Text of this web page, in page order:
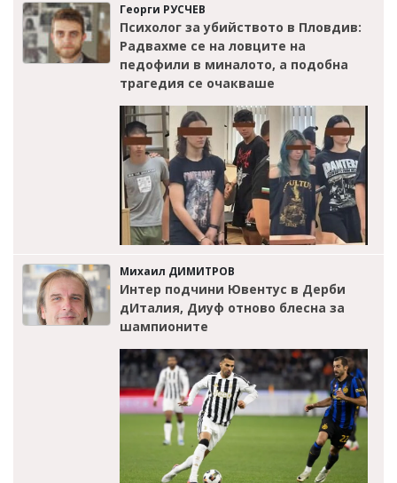
Георги РУСЧЕВ
Психолог за убийството в Пловдив:
Радвахме се на ловците на
педофили в миналото, а подобна
трагедия се очакваше
Михаил ДИМИТРОВ
Интер подчини Ювентус в Дерби
дИталия, Диуф отново блесна за
шампионите